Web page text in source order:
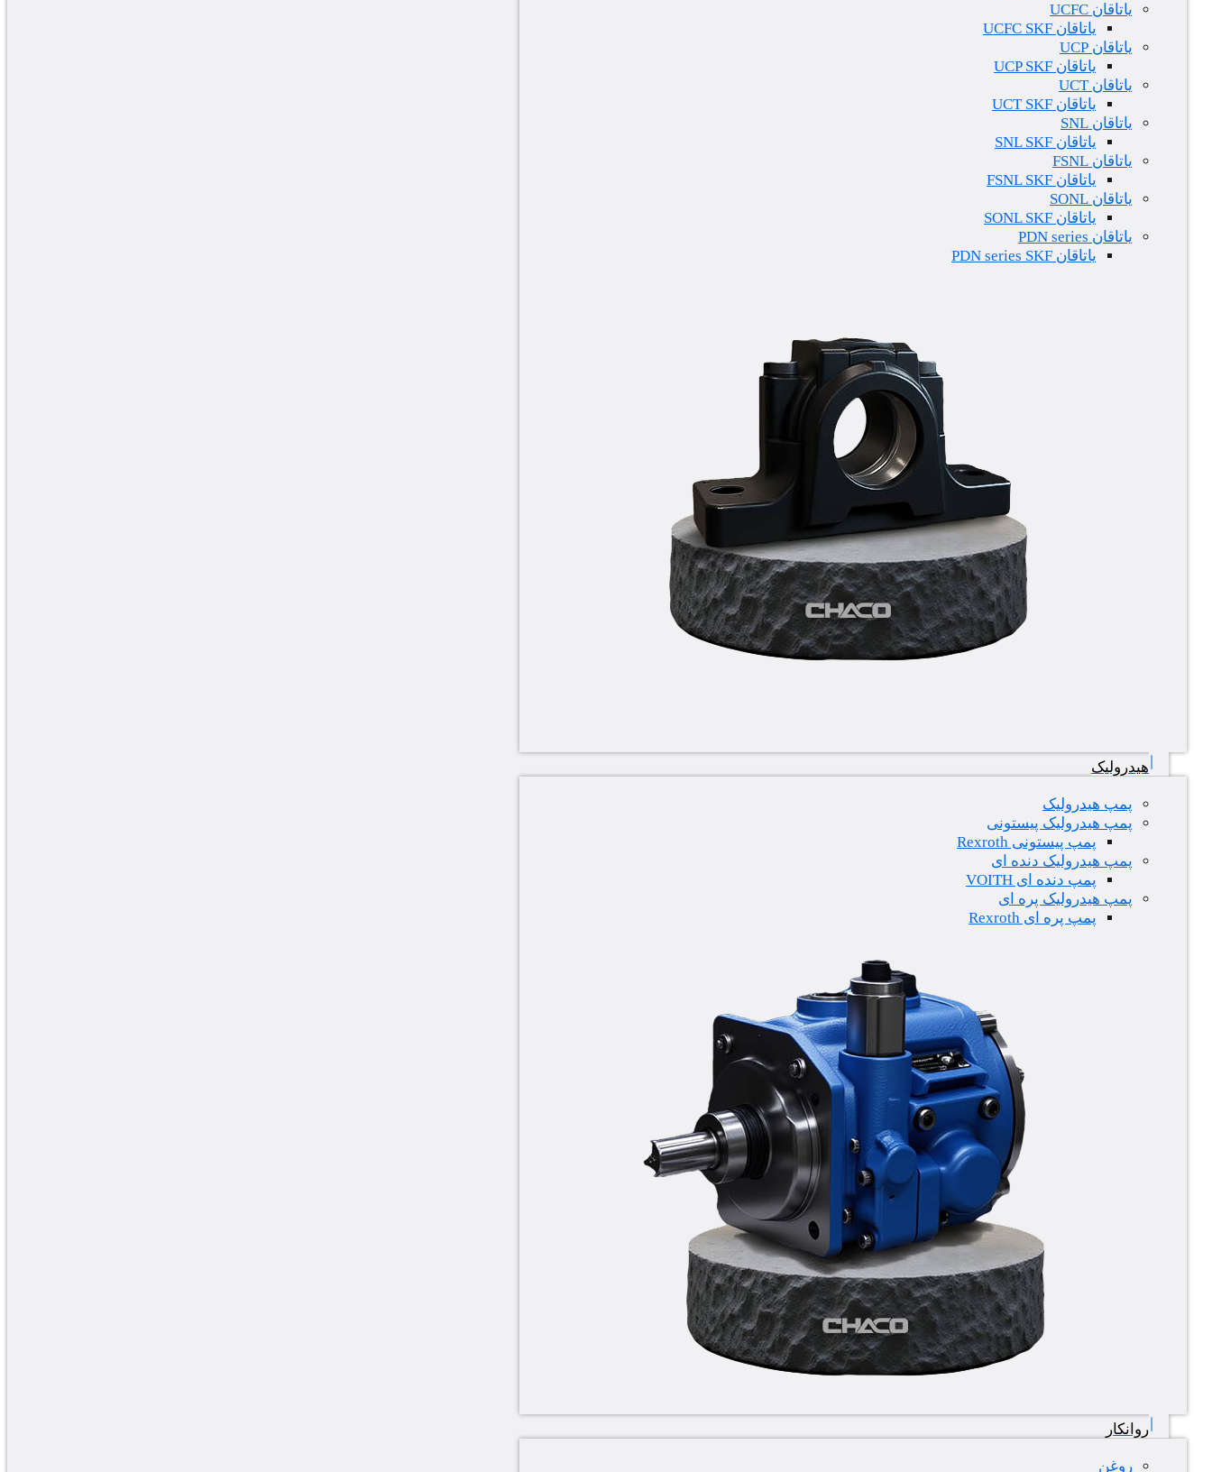
یاتاقان UCFC
یاتاقان UCFC SKF
یاتاقان UCP
یاتاقان UCP SKF
یاتاقان UCT
یاتاقان UCT SKF
یاتاقان SNL
یاتاقان SNL SKF
یاتاقان FSNL
یاتاقان FSNL SKF
یاتاقان SONL
یاتاقان SONL SKF
یاتاقان PDN series
یاتاقان PDN series SKF
هیدرولیک
پمپ هیدرولیک
پمپ هیدرولیک پیستونی
پمپ پیستونی Rexroth
پمپ هیدرولیک دنده ای
پمپ دنده ای VOITH
پمپ هیدرولیک پره ای
پمپ پره ای Rexroth
روانکار
روغن